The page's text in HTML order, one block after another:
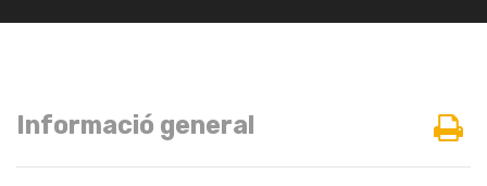
Informació general